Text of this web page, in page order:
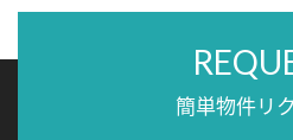
簡単物件リ